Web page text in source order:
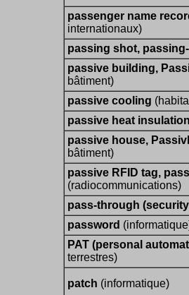
passenger name
internationaux)
passing shot,
passive building,
bâtiment)
passive cooling
passive heat insulation
passive house,
bâtiment)
passive RFID tag,
(radiocommunications)
pass-through
password
PAT (personal
terrestres)
patch (informatique)